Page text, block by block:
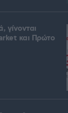
γίνονται
και Πρώτο